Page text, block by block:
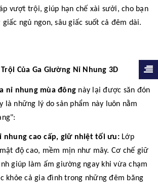
vượt trội, giúp hạn chế xài sưởi, cho bạn
ngủ ngon, sâu giấc suốt cả đêm dài.
Của Ga Giường Nỉ Nhung 3D
nỉ nhung mùa đông này lại được săn đón
là những lý do sản phẩm này luôn nằm
nhung cao cấp, giữ nhiệt tối ưu:Lớp
độ cao, mềm mịn như mây. Cơ chế giữ
giúp làm ấm giường ngay khi vừa chạm
khỏe cả gia đình trong những đêm băng